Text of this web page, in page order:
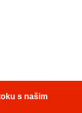
s našim